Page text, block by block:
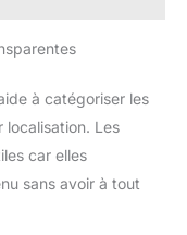
à catégoriser les
Les
car elles
sans avoir à tout